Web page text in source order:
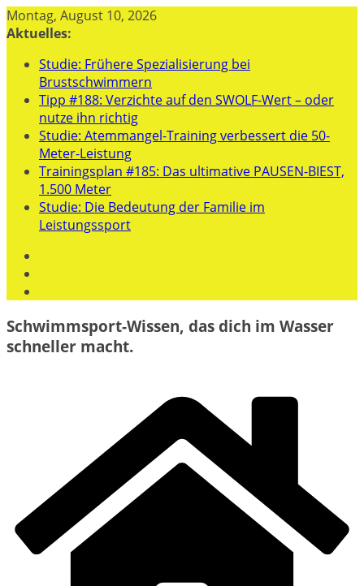
Zum
Inhalt
Montag, August 10, 2026
Aktuelles:
Studie: Frühere Spezialisierung bei
Brustschwimmern
Tipp #188: Verzichte auf den SWOLF-Wert – oder
nutze ihn richtig
Studie: Atemmangel-Training verbessert die 50-
Meter-Leistung
Trainingsplan #185: Das ultimative PAUSEN-BIEST,
1.500 Meter
Studie: Die Bedeutung der Familie im
Leistungssport
Schwimmsport-Wissen, das dich im Wasser
schneller macht.